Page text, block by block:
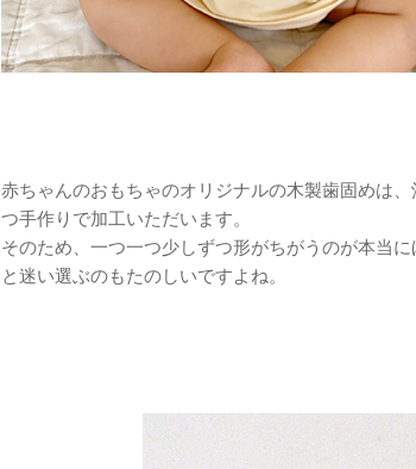
赤ちゃんのおもちゃのオリジナルの木製歯固めは
つ手作りで加工いただいます。
そのため、一つ一つ少しずつ形がちがうのが本当
と迷い選ぶのもたのしいですよね。